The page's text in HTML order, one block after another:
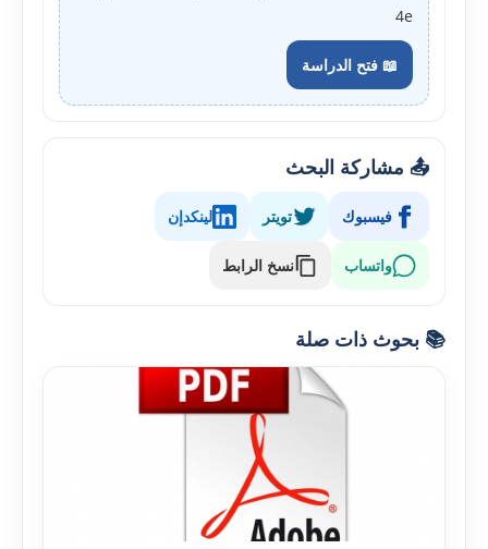
4e
📖 فتح الدراسة
📤 مشاركة البحث
فيسبوك تويتر لينكدإن
واتساب نسخ الرابط
📚 بحوث ذات صلة